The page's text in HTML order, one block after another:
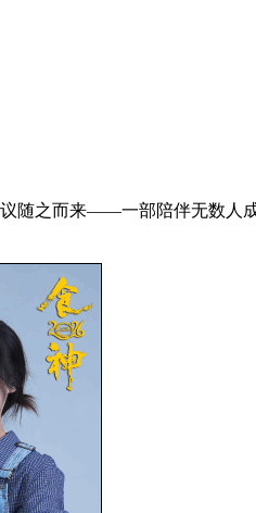
议随之而来——一部陪伴无数人